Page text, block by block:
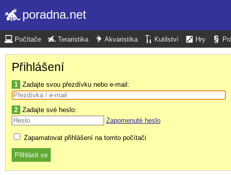
poradna.net
Počítače Teraristika Akvaristika Kutilství Hry
Přihlášení
1 Zadajte svou přezdívku nebo e-mail:
2 Zadajte své heslo:
Zapomenuté heslo
Zapamatovat přihlášení na tomto počítači